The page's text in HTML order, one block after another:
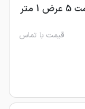
ورق اسیدشویی ضخامت 5 عرض 1 متر
قیمت با تماس